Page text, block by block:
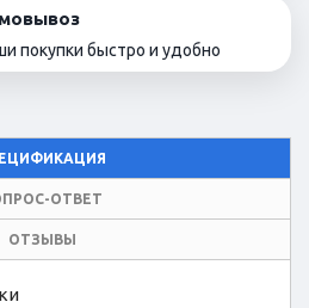
покупки быстро и удобно
ОТВЕТ
ОТЗЫВЫ